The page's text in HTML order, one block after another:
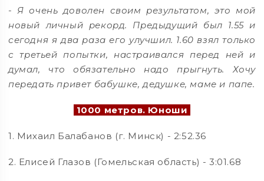
- Я очень доволен своим результатом, это мой
новый личный рекорд. Предыдущий был 1.55 и
сегодня я два раза его улучшил. 1.60 взял только
с третьей попытки, настраивался перед ней и
думал, что обязательно надо прыгнуть. Хочу
передать привет бабушке, дедушке, маме и папе.
1000 метров. Юноши
1. Михаил Балабанов (г. Минск) - 2:52.36
2. Елисей Глазов (Гомельская область) - 3:01.68